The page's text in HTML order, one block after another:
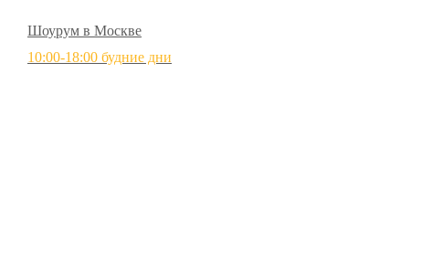
Шоурум в Москве
10:00-18:00 будние дни